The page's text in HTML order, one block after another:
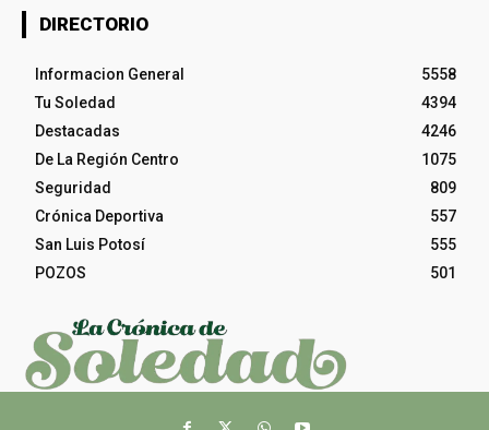
DIRECTORIO
Informacion General
5558
Tu Soledad
4394
Destacadas
4246
De La Región Centro
1075
Seguridad
809
Crónica Deportiva
557
San Luis Potosí
555
POZOS
501